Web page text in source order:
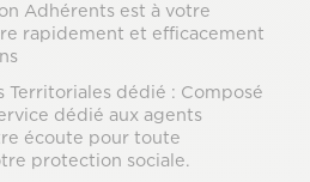
Adhérents est à votre
rapidement et efficacement
Territoriales dédié : Composé
dédié aux agents
écoute pour toute
protection sociale.